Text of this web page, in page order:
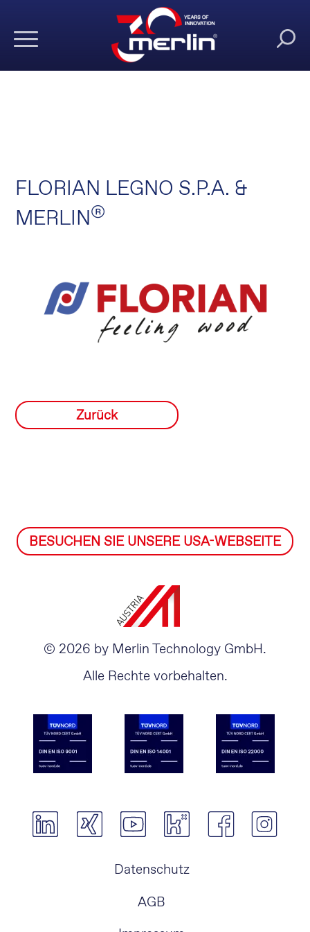
FLORIAN LEGNO S.P.A. &
MERLIN®
Zurück
BESUCHEN SIE UNSERE USA-WEBSEITE
© 2026 by Merlin Technology GmbH.
Alle Rechte vorbehalten.
Navigation
Datenschutz
AGB